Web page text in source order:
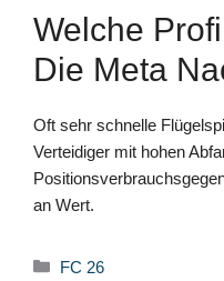
Welche
Die Meta
Oft sehr schnelle
Verteidiger mit hohen
an Wert.
Kategorien
FC 26